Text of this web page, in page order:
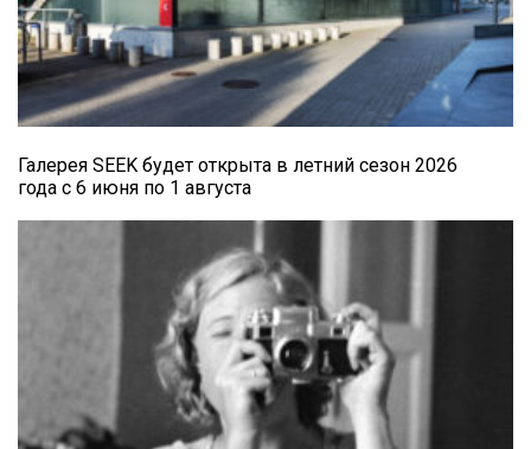
Галерея SEEK будет открыта в летний сезон 2026
года с 6 июня по 1 августа